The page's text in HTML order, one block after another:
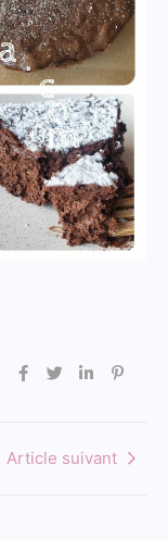
Article suivant